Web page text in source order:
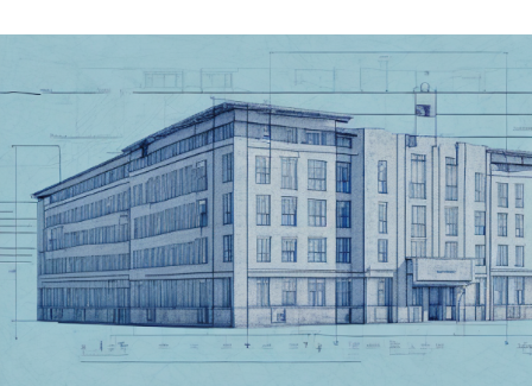
FAQ
Kontakt
Datenschutz
Impressum
Glossar